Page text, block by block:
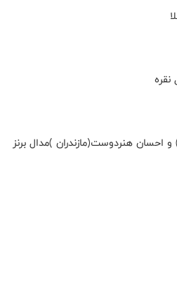
هنردوست(مازندران )مدال برنز